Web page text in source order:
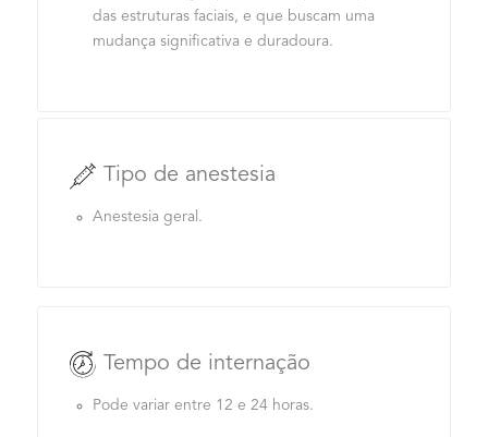
das estruturas faciais, e que buscam uma
mudança significativa e duradoura.
Tipo de anestesia
Anestesia geral.
Tempo de internação
Pode variar entre 12 e 24 horas.